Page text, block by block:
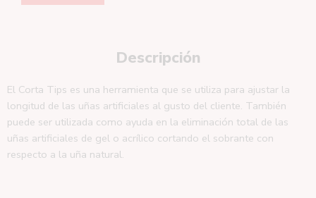
Descripción
El Corta Tips es una herramienta que se utiliza para ajustar la
longitud de las uñas artificiales al gusto del cliente. También
puede ser utilizada como ayuda en la eliminación total de las
uñas artificiales de gel o acrílico cortando el sobrante con
respecto a la uña natural.